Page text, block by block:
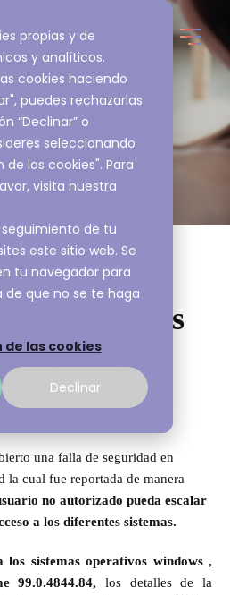
propias y de
y analíticos.
cookies haciendo
puedes rechazarlas
“Declinar” o
seleccionando
las cookies". Para
visita nuestra
seguimiento de tu
este sitio web. Se
tu navegador para
que no se te haga
las cookies
Declinar
Chrome
una falla de seguridad en
la cual fue reportada de manera
no autorizado pueda escalar
a los diferentes sistemas.
los sistemas operativos windows ,
99.0.4844.84, los detalles de la